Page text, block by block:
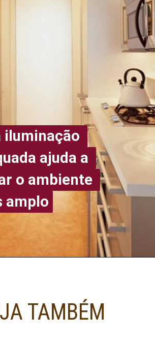
iluminação
ajuda a
o ambiente
amplo
iluminação
ajuda a
o ambiente
amplo
TAMBÉM